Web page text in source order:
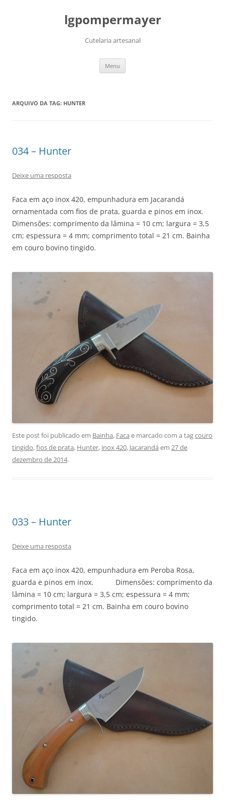
lgpompermayer
Cutelaria artesanal
Menu
ARQUIVO DA TAG: HUNTER
034 – Hunter
Deixe uma resposta
Faca em aço inox 420, empunhadura em Jacarandá
ornamentada com fios de prata, guarda e pinos em inox.
Dimensões: comprimento da lâmina = 10 cm; largura = 3,5
cm; espessura = 4 mm; comprimento total = 21 cm. Bainha
em couro bovino tingido.
Este post foi publicado em Bainha, Faca e marcado com a tagcouro
tingido,fios de prata, Hunter, inox 420, Jacarandá em 27 de
dezembro de 2014.
033 – Hunter
Deixe uma resposta
Faca em aço inox 420, empunhadura em Peroba Rosa,
guarda e pinos em inox. Dimensões: comprimento da
lâmina = 10 cm; largura = 3,5 cm; espessura = 4 mm;
comprimento total = 21 cm. Bainha em couro bovino
tingido.